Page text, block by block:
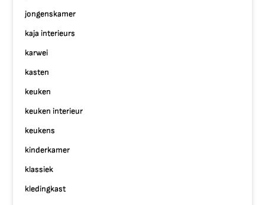
jongenskamer
kaja interieurs
karwei
kasten
keuken
keuken interieur
keukens
kinderkamer
klassiek
kledingkast